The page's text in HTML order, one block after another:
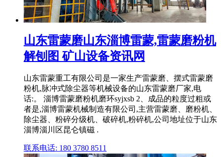
山东雷蒙磨山东淄博雷蒙,雷蒙磨粉机
解刨图 矿山设备资讯网
山东雷蒙重工有限公司是一家生产雷蒙磨、摆式雷蒙磨
粉机,脉冲式除尘器等机械设备的山东雷蒙磨厂家,电
话:。 淄博雷蒙磨粉机磨环syjxsb 2、成品的粒度过粗或
者是,淄博雷蒙机械制造有限公司,主营雷蒙磨、磨粉机、
除尘器、粉碎分级机、破碎机,粉碎机,公司地址位于山东
淄博淄川区昆仑镇磁 .
联系电话: 180 3780 8511